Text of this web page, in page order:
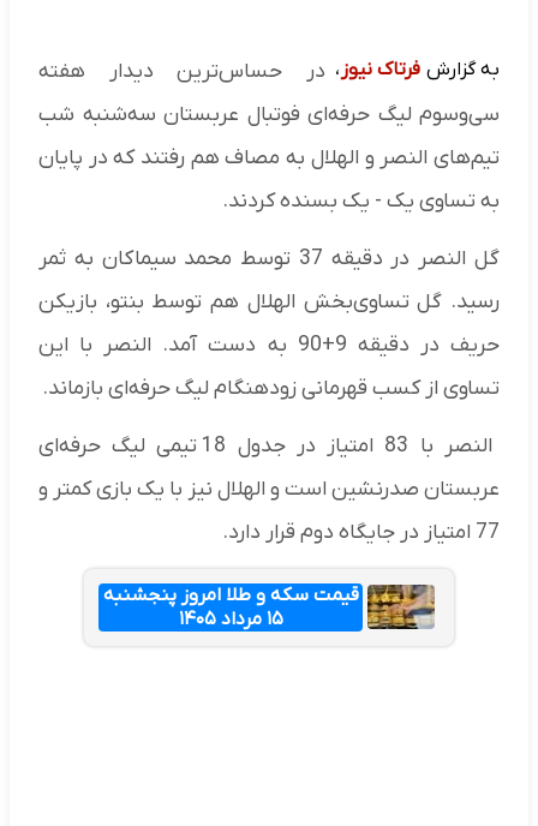
به گزارش فرتاک نیوز ، در حساس‌ترین دیدار هفته
سی‌وسوم لیگ حرفه‌ای فوتبال عربستان سه‌شنبه شب
تیم‌های النصر و الهلال به مصاف هم رفتند که در پایان
به تساوی یک - یک بسنده کردند.
گل النصر در دقیقه 37 توسط محمد سیماکان به ثمر
رسید. گل تساوی‌بخش الهلال هم توسط بنتو، بازیکن
حریف در دقیقه 9+90 به دست آمد. النصر با این
تساوی از کسب قهرمانی زودهنگام لیگ حرفه‌ای بازماند.
النصر با 83 امتیاز در جدول 18 تیمی لیگ حرفه‌ای
عربستان صدرنشین است و الهلال نیز با یک بازی کمتر و
77 امتیاز در جایگاه دوم قرار دارد.
قیمت سکه و طلا امروز پنجشنبه
۱۵ مرداد ۱۴۰۵